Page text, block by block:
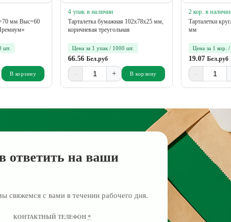
мм Выс=60
шт.
В корзину
4 упак в наличии
Тарталетка бумажная 102х78х25 мм,
коричневая треугольная
Цена за 1 упак / 1000 шт.
66.56Бел.руб
- + В корзину
2 кор. в
Тарталетки
мм
Цена за 1 кор.
19.07 Бел.руб
-
ответить на ваши
свяжемся с вами в течении рабочего дня.
КОНТАКТНЫЙ ТЕЛЕФОН *